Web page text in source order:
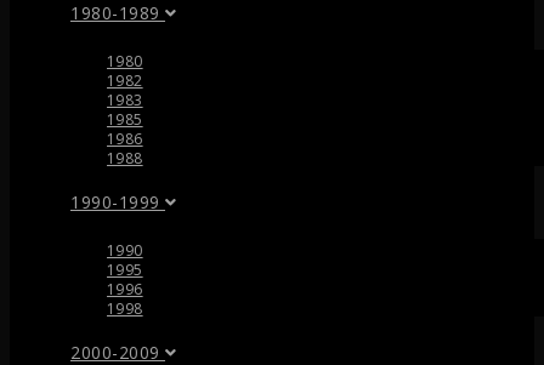
1980-1989
1980
1982
1983
1985
1986
1988
1990-1999
1990
1995
1996
1998
2000-2009